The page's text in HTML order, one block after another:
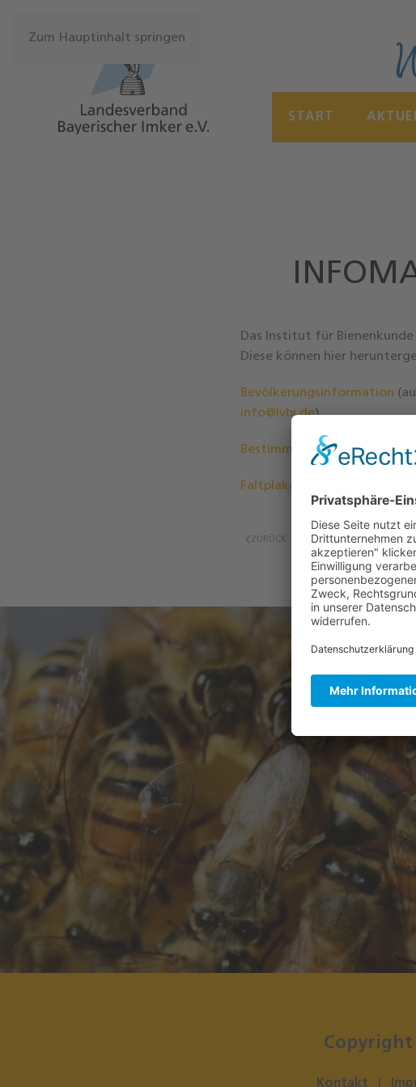
Zum Hauptinhalt springen
START
Das Institut für
Diese können hier
Bevölkerungsinformation
info@lvbi.de)
Bestimmungskärtchen (nur
Faltplakat Nestsuche
ZURÜCK
Kontakt